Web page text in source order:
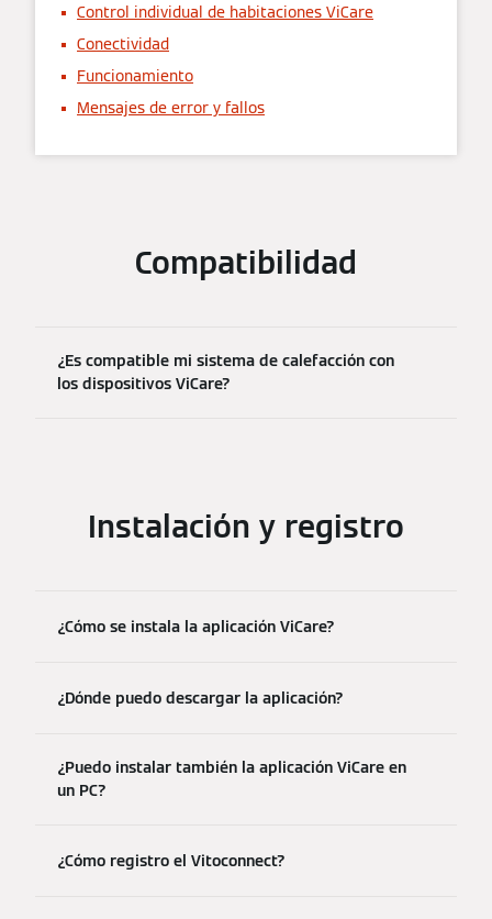
Control individual de habitaciones ViCare
Conectividad
Funcionamiento
Mensajes de error y fallos
Compatibilidad
¿Es compatible mi sistema de calefacción con
los dispositivos ViCare?
Instalación y registro
¿Cómo se instala la aplicación ViCare?
¿Dónde puedo descargar la aplicación?
¿Puedo instalar también la aplicación ViCare en
un PC?
¿Cómo registro el Vitoconnect?